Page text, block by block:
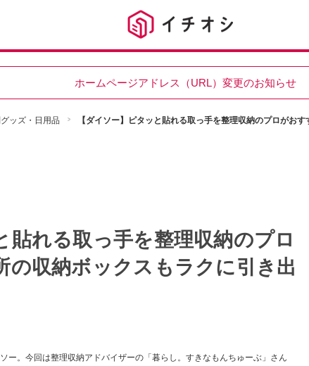
ホームページアドレス（URL）変更のお知らせ
ッズ・日用品 【ダイソー】ピタッと貼れる取っ手を整理収納のプロがお
貼れる取っ手を整理収納のプロ
の収納ボックスもラクに引き出
ー。今回は整理収納アドバイザーの「暮らし。すきなもんちゅーぶ」さん